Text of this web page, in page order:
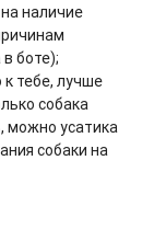
наличие
боте);
тебе, лучше
собака
можно усатика
собаки на